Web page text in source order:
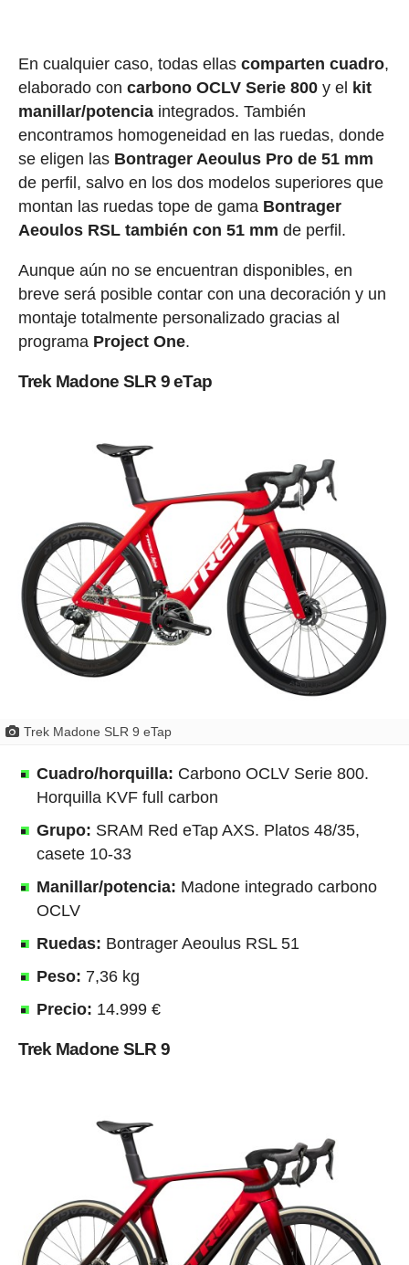
En cualquier caso, todas ellas comparten cuadro,
elaborado con carbono OCLV Serie 800y el kit
manillar/potenciaintegrados. También
encontramos homogeneidad en las ruedas, donde
se eligen las Bontrager Aeoulus Pro de 51 mm
de perfil, salvo en los dos modelos superiores que
montan las ruedas tope de gama Bontrager
Aeoulos RSL también con 51 mm de perfil.
Aunque aún no se encuentran disponibles, en
breve será posible contar con una decoración y un
montaje totalmente personalizado gracias al
programa Project One.
Trek Madone SLR 9 eTap
Trek Madone SLR 9 eTap
Cuadro/horquilla: Carbono OCLV Serie 800.
Horquilla KVF full carbon
Grupo: SRAM Red eTap AXS. Platos 48/35,
casete 10-33
Manillar/potencia: Madone integrado carbono
OCLV
Ruedas: Bontrager Aeoulus RSL 51
Peso: 7,36 kg
Precio: 14.999 €
Trek Madone SLR 9